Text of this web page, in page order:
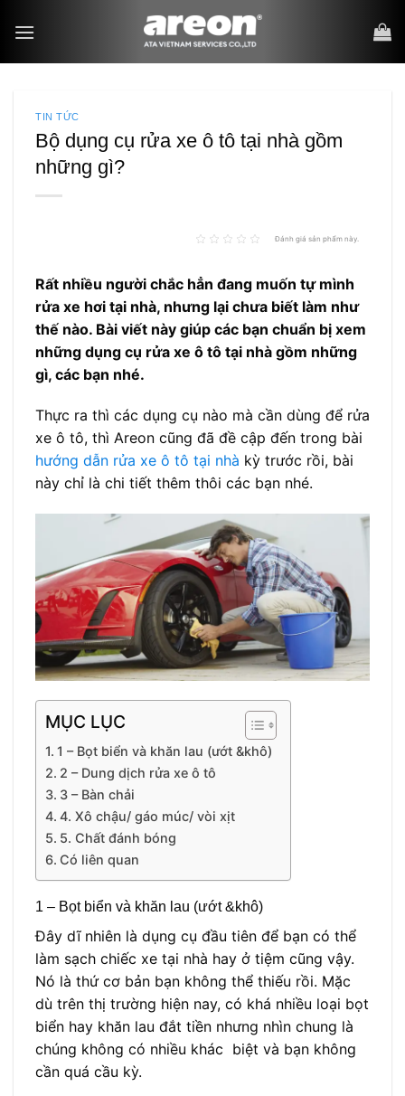
qua
TIN TỨC
Bộ dụng cụ rửa xe ô tô tại nhà gồm
những gì?
Đánh giá sản phẩm này.
Rất nhiều người chắc hẳn đang muốn tự mình
rửa xe hơi tại nhà, nhưng lại chưa biết làm như
thế nào. Bài viết này giúp các bạn chuẩn bị xem
những dụng cụ rửa xe ô tô tại nhà gồm những
gì, các bạn nhé.
Thực ra thì các dụng cụ nào mà cần dùng để rửa
xe ô tô, thì Areon cũng đã đề cập đến trong bài
hướng dẫn rửa xe ô tô tại nhà kỳ trước rồi, bài
này chỉ là chi tiết thêm thôi các bạn nhé.
MỤC LỤC
1 – Bọt biển và khăn lau (ướt &khô)
2 – Dung dịch rửa xe ô tô
3 – Bàn chải
4. Xô chậu/ gáo múc/ vòi xịt
5. Chất đánh bóng
Có liên quan
1 – Bọt biển và khăn lau (ướt &khô)
Đây dĩ nhiên là dụng cụ đầu tiên để bạn có thể
làm sạch chiếc xe tại nhà hay ở tiệm cũng vậy.
Nó là thứ cơ bản bạn không thể thiếu rồi. Mặc
dù trên thị trường hiện nay, có khá nhiều loại bọt
biển hay khăn lau đắt tiền nhưng nhìn chung là
chúng không có nhiều khác biệt và bạn không
cần quá cầu kỳ.